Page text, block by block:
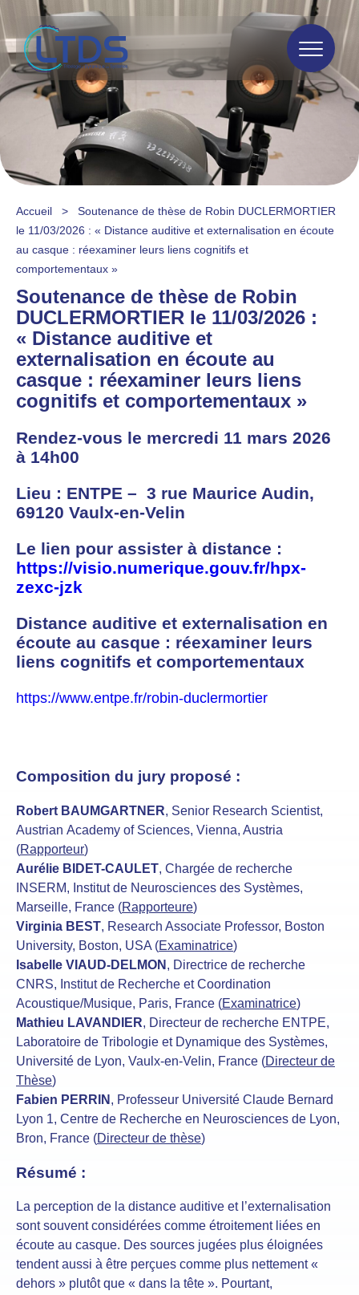
Accueil >
Soutenance de thèse de Robin DUCLERMORTIER
le 11/03/2026 : « Distance auditive et externalisation en écoute
au casque : réexaminer leurs liens cognitifs et
comportementaux »
Soutenance de thèse de Robin
DUCLERMORTIER le 11/03/2026 :
« Distance auditive et
externalisation en écoute au
casque : réexaminer leurs liens
cognitifs et comportementaux »
Rendez-vous le mercredi 11 mars 2026
à 14h00
Lieu : ENTPE – 3 rue Maurice Audin,
69120 Vaulx-en-Velin
Le lien pour assister à distance :
https://visio.numerique.gouv.fr/hpx-
zexc-jzk
Distance auditive et externalisation en
écoute au casque : réexaminer leurs
liens cognitifs et comportementaux
https://www.entpe.fr/robin-duclermortier
Composition du jury proposé :
Robert BAUMGARTNER, Senior Research Scientist,
Austrian Academy of Sciences, Vienna, Austria
(Rapporteur)
Aurélie BIDET-CAULET, Chargée de recherche
INSERM, Institut de Neurosciences des Systèmes,
Marseille, France (Rapporteure)
Virginia BEST, Research Associate Professor, Boston
University, Boston, USA (Examinatrice)
Isabelle VIAUD-DELMON , Directrice de recherche
CNRS, Institut de Recherche et Coordination
Acoustique/Musique, Paris, France (Examinatrice)
Mathieu LAVANDIER, Directeur de recherche ENTPE,
Laboratoire de Tribologie et Dynamique des Systèmes,
Université de Lyon, Vaulx-en-Velin, France (Directeur de
Thèse)
Fabien PERRIN , Professeur Université Claude Bernard
Lyon 1, Centre de Recherche en Neurosciences de Lyon,
Bron, France (Directeur de thèse)
Résumé :
La perception de la distance auditive et l’externalisation
sont souvent considérées comme étroitement liées en
écoute au casque. Des sources jugées plus éloignées
tendent aussi à être perçues comme plus nettement «
dehors » plutôt que « dans la tête ». Pourtant,